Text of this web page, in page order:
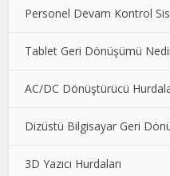
Personel Devam Kontrol
Tablet Geri Dönüşümü
AC/DC Dönüştürücü
Dizüstü Bilgisayar Geri
3D Yazıcı Hurdaları